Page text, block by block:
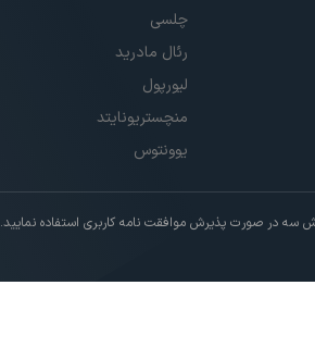
چلسی
رئال مادرید
لیورپول
منچستریونایتد
یوونتوس
در صورت پذیرش موافقت نامه کاربری استفاده نمایید.